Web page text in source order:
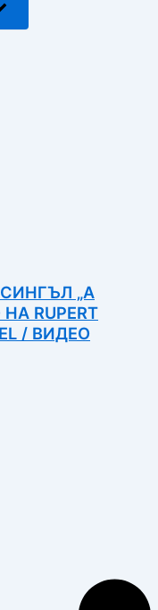
„A
RUPERT
/ ВИДЕО